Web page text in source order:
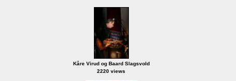
Kåre Virud og Baard Slagsvold
2220 views